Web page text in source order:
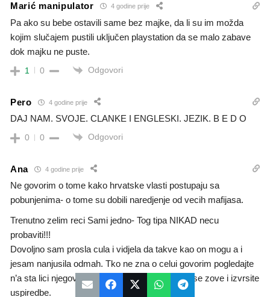
Marić manipulator 4 godine prije
Pa ako su bebe ostavili same bez majke, da li su im možda
kojim slučajem pustili uključen playstation da se malo zabave
dok majku ne puste.
1 0 Odgovori
Pero 4 godine prije
DAJ NAM. SVOJE. CLANKE I ENGLESKI. JEZIK. B E D O
0 0 Odgovori
Ana 4 godine prije
Ne govorim o tome kako hrvatske vlasti postupaju sa
pobunjenima- o tome su dobili naredjenje od vecih mafijasa.
Trenutno zelim reci Sami jedno- Tog tipa NIKAD necu
probaviti!!!
Dovoljno sam prosla cula i vidjela da takve kao on mogu a i
jesam nanjusila odmah. Tko ne zna o celui govorim pogledajte
n’a sta lici njegova Nova knjiga procitajte kako se zove i izvrsite
uspiredbe.